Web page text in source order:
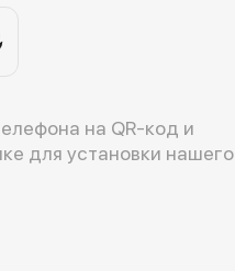
на QR-код и
для установки нашего